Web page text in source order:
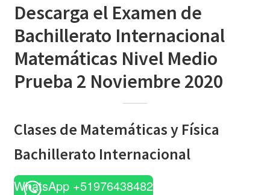
Descarga el Examen de
Bachillerato Internacional
Matemáticas Nivel Medio
Prueba 2 Noviembre 2020
Clases de Matemáticas y Física
Bachillerato Internacional
WhatsApp +51976438482